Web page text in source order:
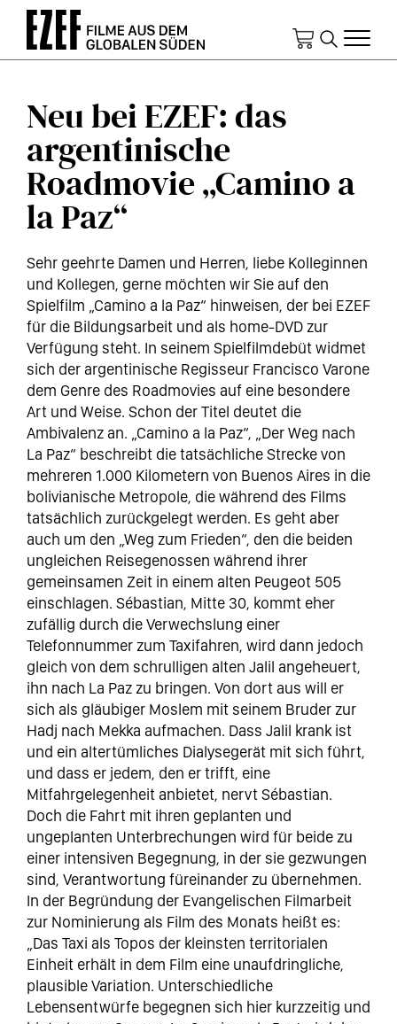
Direkt
Inhalt
Neu bei EZEF: das
argentinische
Roadmovie „Camino a
la Paz“
Sehr geehrte Damen und Herren, liebe Kolleginnen
und Kollegen, gerne möchten wir Sie auf den
Spielfilm „Camino a la Paz“ hinweisen, der bei EZEF
für die Bildungsarbeit und als home-DVD zur
Verfügung steht. In seinem Spielfilmdebüt widmet
sich der argentinische Regisseur Francisco Varone
dem Genre des Roadmovies auf eine besondere
Art und Weise. Schon der Titel deutet die
Ambivalenz an. „Camino a la Paz“, „Der Weg nach
La Paz“ beschreibt die tatsächliche Strecke von
mehreren 1.000 Kilometern von Buenos Aires in die
bolivianische Metropole, die während des Films
tatsächlich zurückgelegt werden. Es geht aber
auch um den „Weg zum Frieden“, den die beiden
ungleichen Reisegenossen während ihrer
gemeinsamen Zeit in einem alten Peugeot 505
einschlagen. Sébastian, Mitte 30, kommt eher
zufällig durch die Verwechslung einer
Telefonnummer zum Taxifahren, wird dann jedoch
gleich von dem schrulligen alten Jalil angeheuert,
ihn nach La Paz zu bringen. Von dort aus will er
sich als gläubiger Moslem mit seinem Bruder zur
Hadj nach Mekka aufmachen. Dass Jalil krank ist
und ein altertümliches Dialysegerät mit sich führt,
und dass er jedem, den er trifft, eine
Mitfahrgelegenheit anbietet, nervt Sébastian.
Doch die Fahrt mit ihren geplanten und
ungeplanten Unterbrechungen wird für beide zu
einer intensiven Begegnung, in der sie gezwungen
sind, Verantwortung füreinander zu übernehmen.
In der Begründung der Evangelischen Filmarbeit
zur Nominierung als Film des Monats heißt es:
„Das Taxi als Topos der kleinsten territorialen
Einheit erhält in dem Film eine unaufdringliche,
plausible Variation. Unterschiedliche
Lebensentwürfe begegnen sich hier kurzzeitig und